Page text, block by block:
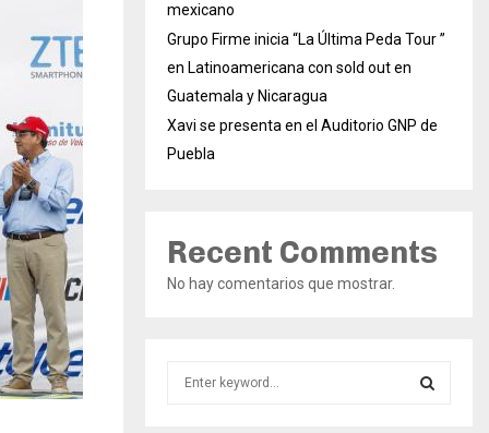
mexicano
Grupo Firme inicia “La Última Peda Tour ”
en Latinoamericana con sold out en
Guatemala y Nicaragua
Xavi se presenta en el Auditorio GNP de
Puebla
Recent Comments
No hay comentarios que mostrar.